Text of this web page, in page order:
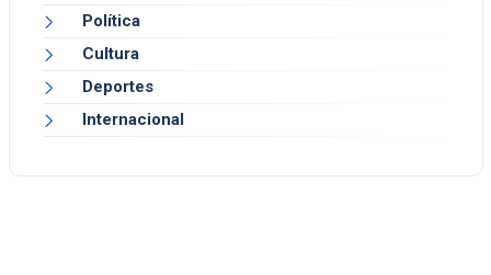
Política
Cultura
Deportes
Internacional